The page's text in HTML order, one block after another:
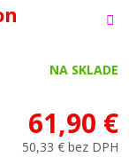
NA SKLADE
61,90 €
50,33 € bez DPH